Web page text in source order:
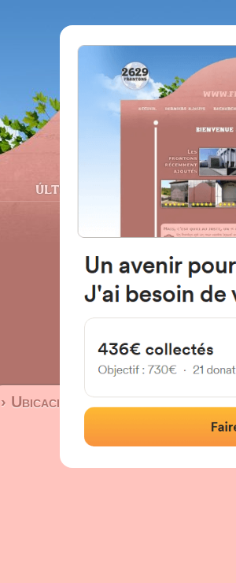
ÚLTIMOS BUSCAR
20180 Oiartzun,
Manuel
Localización|
› Ubicación del frontón